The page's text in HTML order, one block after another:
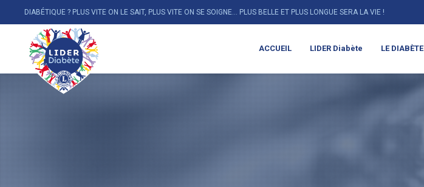
DIABÉTIQUE ? PLUS VITE ON LE SAIT, PLUS VITE ON SE SOIGNE... PLUS BELLE ET PLUS LONGUE SERA LA VIE !
ACCUEIL LIDER Diabète LE DIABÈTE